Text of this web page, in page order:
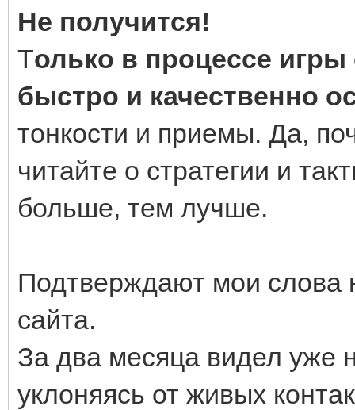
Не получится!
Только в процессе
быстро и качественно
тонкости и приемы. Да,
читайте о стратегии и
больше, тем лучше.
Подтверждают мои слова
сайта.
За два месяца видел уже
уклоняясь от живых